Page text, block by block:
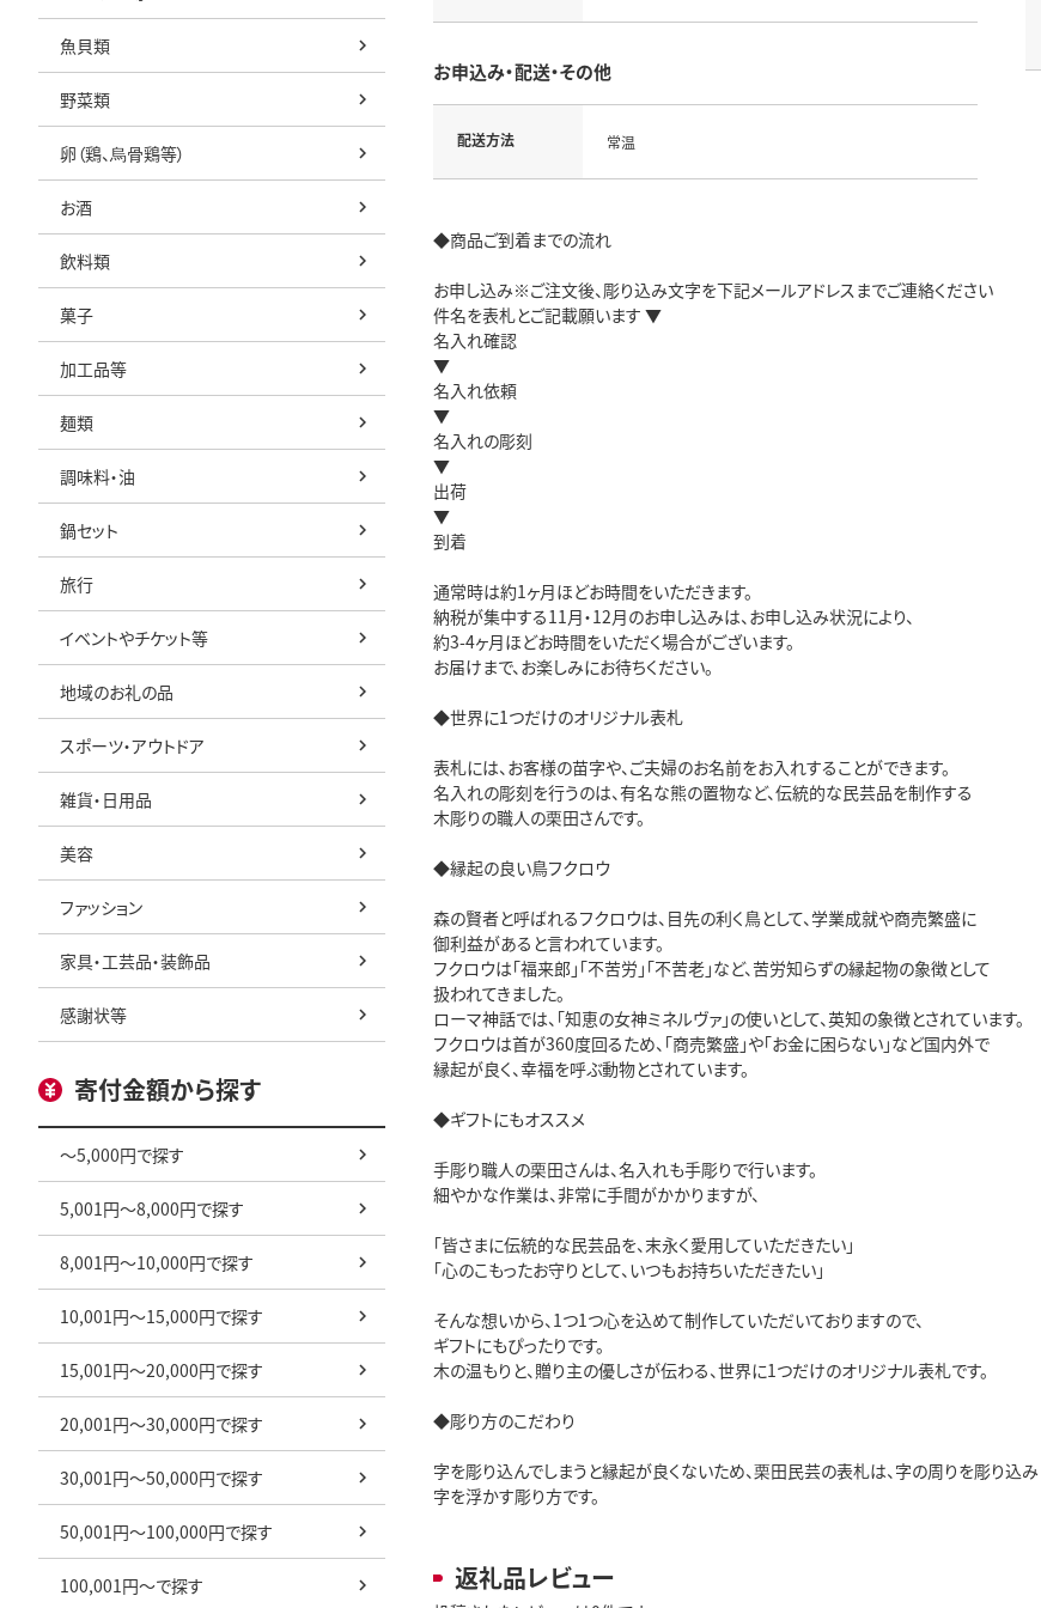
魚貝類
野菜類
卵（鶏、烏骨鶏等）
お酒
飲料類
菓子
加工品等
麺類
調味料・油
鍋セット
旅行
イベントやチケット等
地域のお礼の品
スポーツ・アウトドア
雑貨・日用品
美容
ファッション
家具・工芸品・装飾品
感謝状等
寄付金額から探す
～5,000円で探す
5,001円～8,000円で探す
8,001円～10,000円で探す
10,001円～15,000円で探す
15,001円～20,000円で探す
20,001円～30,000円で探す
30,001円～50,000円で探す
50,001円～100,000円で探す
100,001円～で探す
お申込み・配送・その他
配送方法 常温
◆商品ご到着までの流れ
お申し込み※ご注文後、彫り込み文字を下記メールアドレスまでご
件名を表札とご記載願います ▼
名入れ確認
▼
名入れ依頼
▼
名入れの彫刻
▼
出荷
▼
到着
通常時は約1ヶ月ほどお時間をいただきます。
納税が集中する11月・12月のお申し込みは、お申し込み状況により、
約3-4ヶ月ほどお時間をいただく場合がございます。
お届けまで、お楽しみにお待ちください。
◆世界に1つだけのオリジナル表札
表札には、お客様の苗字や、ご夫婦のお名前をお入れすることができます。
名入れの彫刻を行うのは、有名な熊の置物など、伝統的な民芸品を制作する
木彫りの職人の栗田さんです。
◆縁起の良い鳥フクロウ
森の賢者と呼ばれるフクロウは、目先の利く鳥として、学業成就や商売繁盛に
御利益があると言われています。
フクロウは「福来郎」「不苦労」「不苦老」など、苦労知らずの縁起物の象徴として
扱われてきました。
ローマ神話では、「知恵の女神ミネルヴァ」の使いとして、英知の象徴とされています。
フクロウは首が360度回るため、「商売繁盛」や「お金に困らない」など国内外で
縁起が良く、幸福を呼ぶ動物とされています。
◆ギフトにもオススメ
手彫り職人の栗田さんは、名入れも手彫りで行います。
細やかな作業は、非常に手間がかかりますが、
「皆さまに伝統的な民芸品を、末永く愛用していただきたい」
「心のこもったお守りとして、いつもお持ちいただきたい」
そんな想いから、1つ1つ心を込めて制作していただいておりますので、
ギフトにもぴったりです。
木の温もりと、贈り主の優しさが伝わる、世界に1つだけのオリジナル表札です。
◆彫り方のこだわり
字を彫り込んでしまうと縁起が良くないため、栗田民芸の表札は、字の周りを彫り込み
字を浮かす彫り方です。
返礼品レビュー